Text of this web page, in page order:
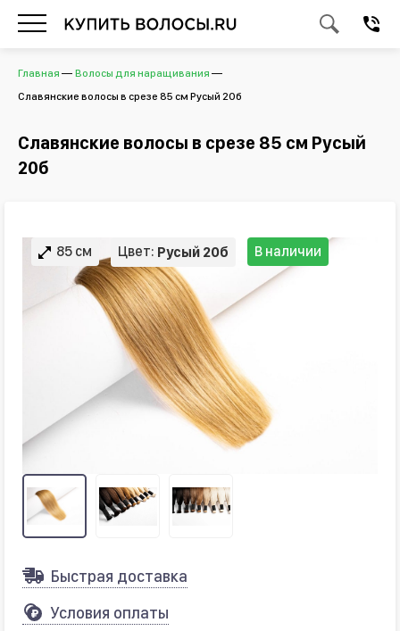
Главная
Волосы для наращивания
Славянские волосы в срезе 85 см Русый 20б
Славянские волосы в срезе 85 см Русый
20б
85 см Цвет: Русый 20б В наличии
Быстрая доставка
Условия оплаты